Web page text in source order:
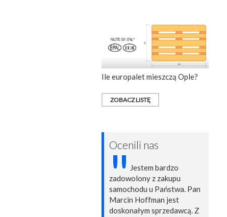
Ile europalet mieszczą Ople?
ZOBACZ LISTĘ
Ocenili nas
"Jestem bardzo
zadowolony z zakupu
samochodu u Państwa. Pan
Marcin Hoffman jest
doskonałym sprzedawcą. Z